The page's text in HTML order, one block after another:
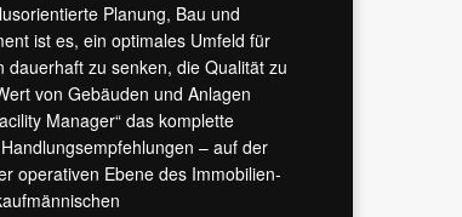
Planung, Bau und
ist es, ein optimales Umfeld für
zu senken, die Qualität zu
von Gebäuden und Anlagen
Manager“ das komplette
– auf der
operativen Ebene des Immobilien-